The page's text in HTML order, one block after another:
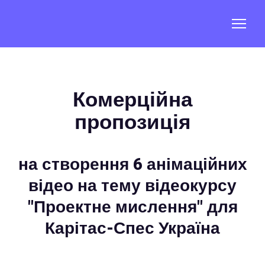
Комерційна
пропозиція
на створення 6 анімаційних
відео на тему відеокурсу
"Проектне мислення" для
Карітас-Спес Україна